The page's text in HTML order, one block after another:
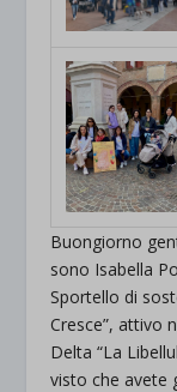
Buongiorno
sono Isabella
Sportello di
Cresce”, attivo
Delta “La
visto che avete